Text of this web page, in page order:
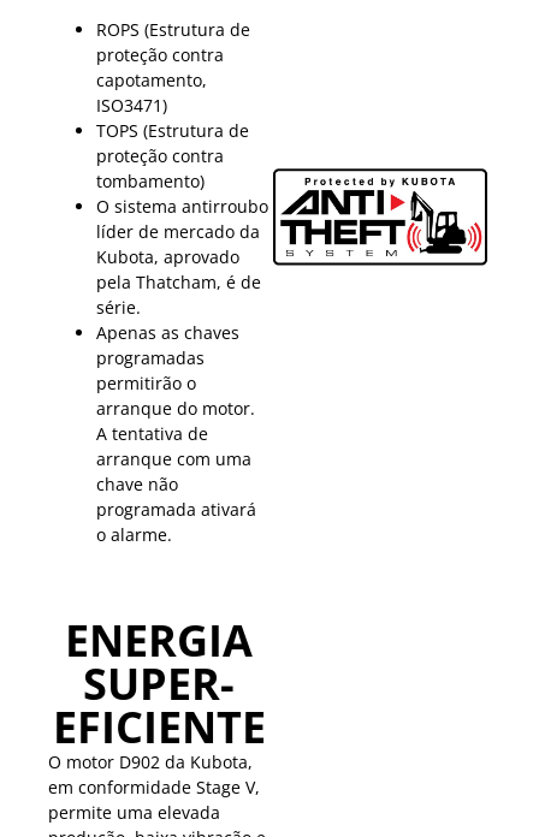
ROPS (Estrutura de
proteção contra
capotamento,
ISO3471)
TOPS (Estrutura de
proteção contra
tombamento)
O sistema antirroubo
líder de mercado da
Kubota, aprovado
pela Thatcham, é de
série.
Apenas as chaves
programadas
permitirão o
arranque do motor.
A tentativa de
arranque com uma
chave não
programada ativará
o alarme.
ENERGIA
SUPER-
EFICIENTE
O motor D902 da Kubota,
em conformidade Stage V,
permite uma elevada